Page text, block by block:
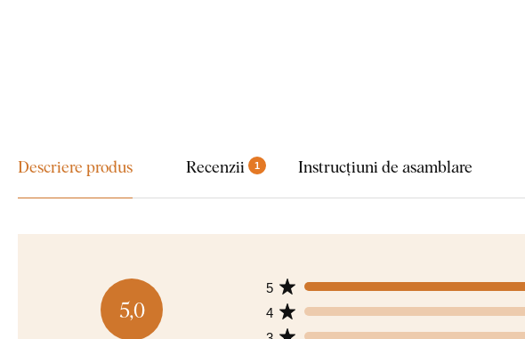
Descriere produs Recenzii 1 Instrucțiuni de asamblare
5,0 4
5